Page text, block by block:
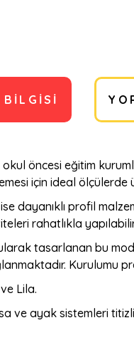
BILGISI
öncesi eğitim
için ideal ölçülerde
dayanıklı profil
rahatlıkla
tasarlanan bu
Kurulumu
Lila.
ve ayak sistemleri